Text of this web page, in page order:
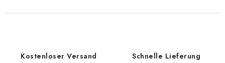
Kostenloser Versand Schnelle Lieferung